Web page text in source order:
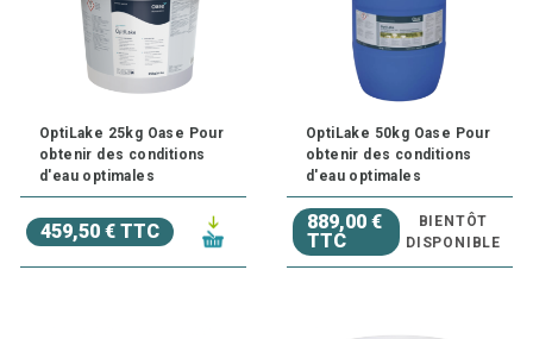
OptiLake 25kg Oase Pour
obtenir des conditions
d'eau optimales
459,50 € TTC
OptiLake 50kg Oase Pour
obtenir des conditions
d'eau optimales
889,00 €
TTC
BIENTÔT
DISPONIBLE